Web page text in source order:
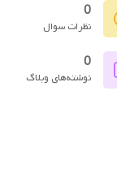
0
نظرات سوال
0
نوشته‌های وبلاگ